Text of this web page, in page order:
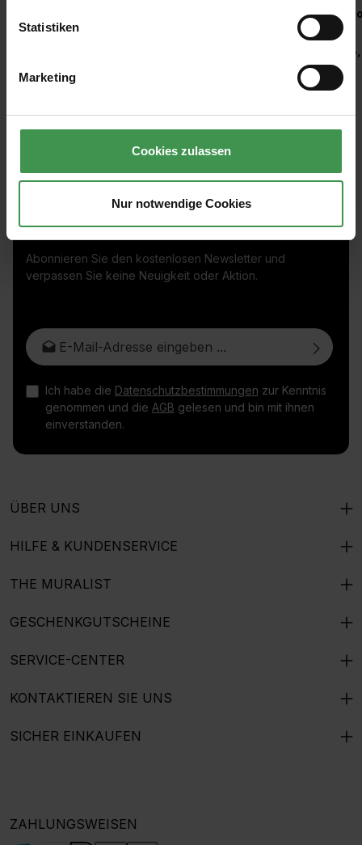
Statistiken
Marketing
Cookies zulassen
Nur notwendige Cookies
Abonnieren Sie den kostenlosen Newsletter und
verpassen Sie keine Neuigkeit oder Aktion.
E-Mail-Adresse*
Ich habe die Datenschutzbestimmungen zur Kenntnis
genommen und die AGB gelesen und bin mit ihnen
einverstanden.
ÜBER UNS
HILFE & KUNDENSERVICE
THE MURALIST
GESCHENKGUTSCHEINE
SERVICE-CENTER
KONTAKTIEREN SIE UNS
SICHER EINKAUFEN
ZAHLUNGSWEISEN